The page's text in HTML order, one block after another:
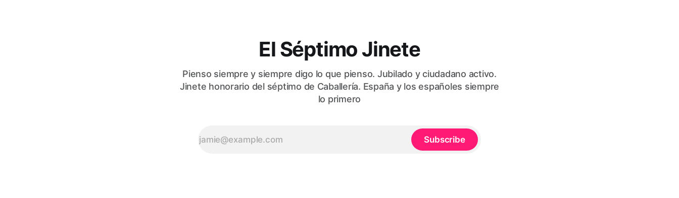
El Séptimo Jinete
Pienso siempre y siempre digo lo que pienso. Jubilado y ciudadano activo.
Jinete honorario del séptimo de Caballería. España y los españoles siempre
lo primero
Subscribe